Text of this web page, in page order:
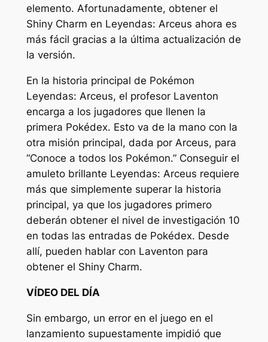
elemento. Afortunadamente, obtener el
Shiny Charm en Leyendas: Arceus ahora es
más fácil gracias a la última actualización de
la versión.
En la historia principal de Pokémon
Leyendas: Arceus, el profesor Laventon
encarga a los jugadores que llenen la
primera Pokédex. Esto va de la mano con la
otra misión principal, dada por Arceus, para
“Conoce a todos los Pokémon.” Conseguir el
amuleto brillante Leyendas: Arceus requiere
más que simplemente superar la historia
principal, ya que los jugadores primero
deberán obtener el nivel de investigación 10
en todas las entradas de Pokédex. Desde
allí, pueden hablar con Laventon para
obtener el Shiny Charm.
VÍDEO DEL DÍA
Sin embargo, un error en el juego en el
lanzamiento supuestamente impidió que